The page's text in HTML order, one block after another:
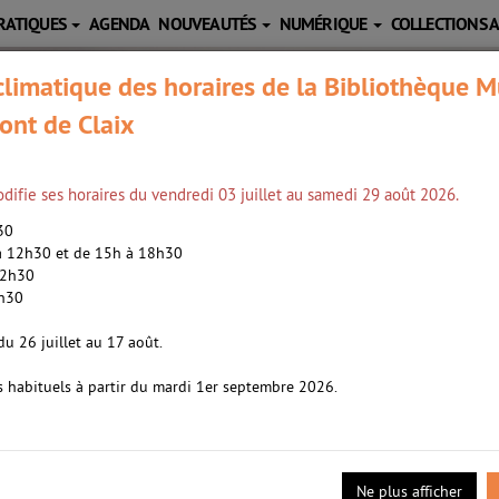
AGENDA NOUVEAUTÉS NUMÉRIQUE COLLECTIONS
Flore (1981-....). Auteur
elle vit au fond des bois avec ses parents et les six autres
arrivent chez eux. L'adolescente va se rapprocher de l'un
des horaires de la Bibliothèque
de Claix
ses horaires du vendredi 03 juillet au samedi 29 août 2026.
12h30 et de 15h à 18h30
26 juillet au 17 août.
habituels à partir du mardi 1er septembre 2026.
Ne plus afficher